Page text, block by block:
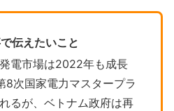
伝えたいこと
電市場は2022年も成長
8次国家電力マスタープラ
るが、ベトナム政府は再